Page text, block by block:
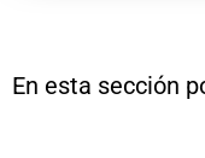
En esta sección